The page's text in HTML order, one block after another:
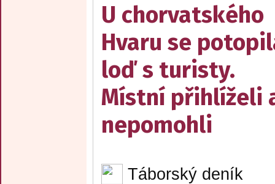
U chorvatského
Hvaru se
loď s turisty.
Místní přihlíželi
nepomohli
Táborský deník